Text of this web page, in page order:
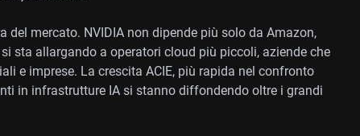
del mercato. NVIDIA non dipende più solo da Amazon,
sta allargando a operatori cloud più piccoli, aziende che
e imprese. La crescita ACIE, più rapida nel confronto
in infrastrutture IA si stanno diffondendo oltre i grandi